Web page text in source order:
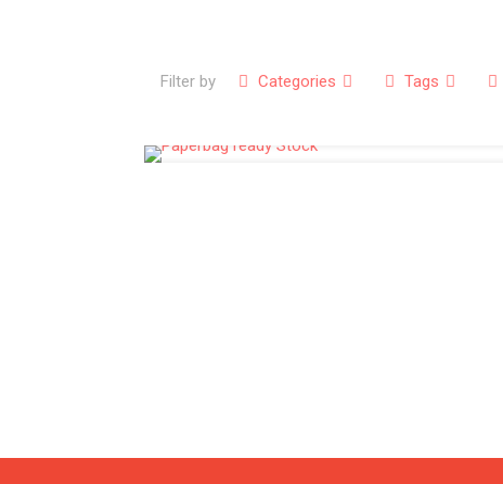
Filter by Categories Tags